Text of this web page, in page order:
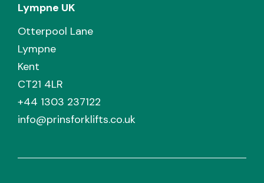
Lympne UK
Otterpool Lane
Lympne
Kent
CT21 4LR
+44 1303 237122
info@prinsforklifts.co.uk